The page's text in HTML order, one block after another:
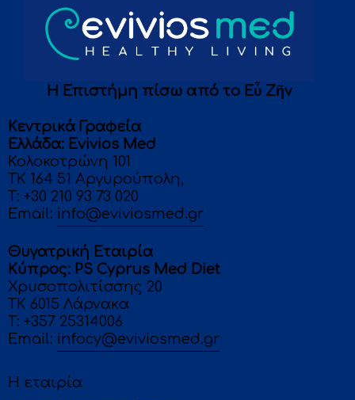
Η Επιστήμη πίσω από το Eὖ Ζῆν
Κεντρικά Γραφεία
Eλλάδα: Evivios Med
Κολοκοτρώνη 101
ΤΚ 164 51 Αργυρούπολη,
T: +30 210 93 73 020
Email: info@eviviosmed.gr
Θυγατρική Εταιρία
Κύπρος: PS Cyprus Med Diet
Χρυσοπολιτίσσης 20
ΤΚ 6015 Λάρνακα
T: +357 25314006
Email: infocy@eviviosmed.gr
Η εταιρία